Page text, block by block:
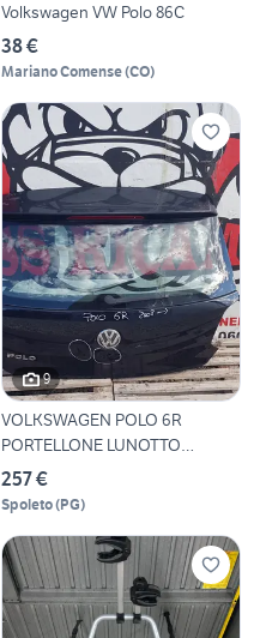
Volkswagen VW Polo 86C
38 €
Mariano Comense(CO)
9
VOLKSWAGEN POLO 6R
PORTELLONE LUNOTTO
POSTERIORE
257 €
Spoleto(PG)